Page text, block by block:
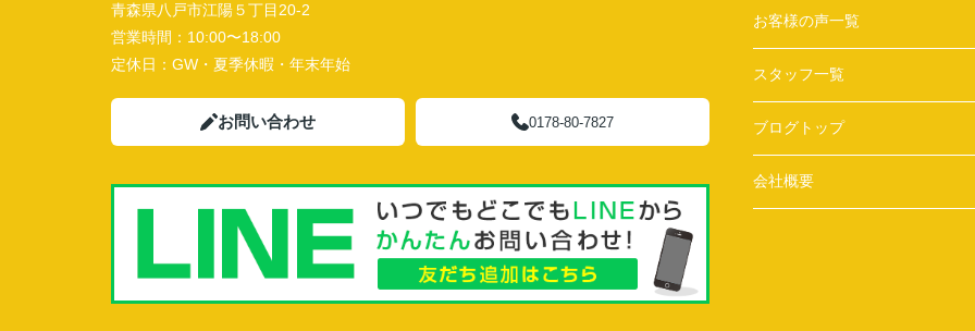
青森県八戸市江陽５丁目20-2
営業時間： 10:00〜18:00
定休日： GW・夏季休暇・年末年始
お問い合わせ 0178-80-7827
お客様の声一覧
スタッフ一覧
ブログトップ
会社概要